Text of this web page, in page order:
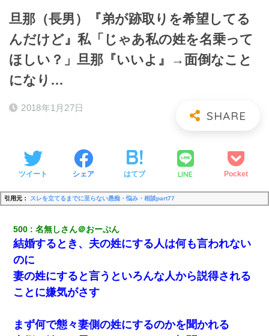
旦那（長男）『弟が跡取りを希望してる
んだけど』私「じゃあ私の姓を名乗って
ほしい？」旦那『いいよ』→面倒なこと
になり…
2018年1月27日
ツイート シェア はてブ LINE Pocket
引用元： スレを立てるまでに至らない愚痴・悩み・相談part77
500 名無しさん＠おーぷん
結婚するとき、夫の姓にする人は何も言われない
のに
妻の姓にすると言うといろんな人から説得される
ことに嫌気がさす
まず何で態々妻側の姓にするのかを聞かれる